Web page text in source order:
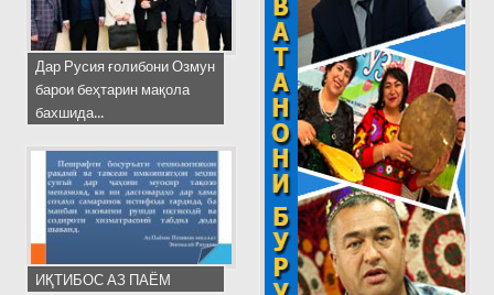
Дар Русия ғолибони Озмун
барои беҳтарин мақола
бахшида...
ИҚТИБОС АЗ ПАЁМ